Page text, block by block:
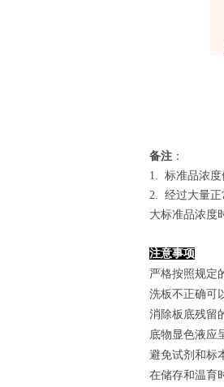
备注 ：
1. 标准品浓度
2. 经过大量正
大标准品浓度
注意事项
严格按照规定
洗板不正确可
消除板底残留
底物显色液应
避免试剂和标
在储存和温育